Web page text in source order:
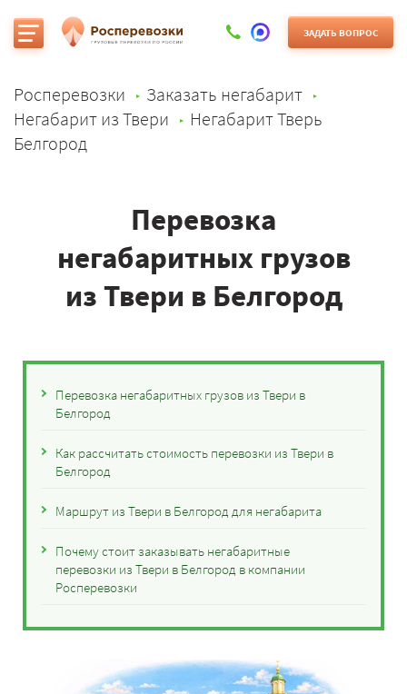
ЗАДАТЬ ВОПРОС
Росперевозки
Заказать негабарит
Негабарит из Твери
Негабарит Тверь
Белгород
Перевозка
негабаритных грузов
из Твери в Белгород
Перевозка негабаритных грузов из Твери в
Белгород
Как рассчитать стоимость перевозки из Твери в
Белгород
Маршрут из Твери в Белгород для негабарита
Почему стоит заказывать негабаритные
перевозки из Твери в Белгород в компании
Росперевозки